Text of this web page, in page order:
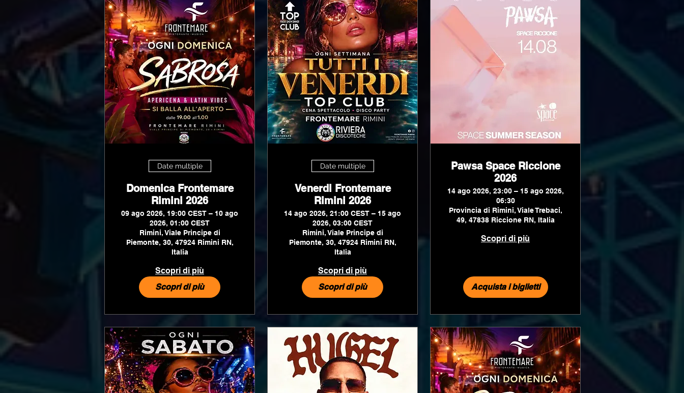
Date multiple
Domenica Frontemare
Rimini 2026
09 ago 2026, 19:00 CEST – 10 ago
2026, 01:00 CEST
Rimini, Viale Principe di
Piemonte, 30, 47924 Rimini RN,
Italia
Scopri di più
Scopri di più
Date multiple
Venerdi Frontemare
Rimini 2026
14 ago 2026, 21:00 CEST – 15 ago
2026, 03:00 CEST
Rimini, Viale Principe di
Piemonte, 30, 47924 Rimini RN,
Italia
Scopri di più
Scopri di più
Pawsa Space Riccione
2026
14 ago 2026, 23:00 – 15 ago 2026,
06:30
Provincia di Rimini, Viale Trebaci,
49, 47838 Riccione RN, Italia
Scopri di più
Acquista i biglietti